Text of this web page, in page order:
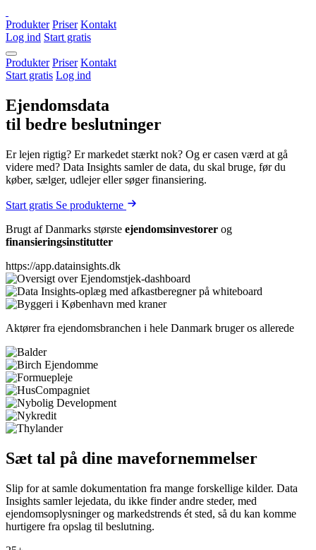
Produkter Priser Kontakt
Log ind Start gratis
Produkter Priser Kontakt
Start gratis Log ind
Ejendomsdata
til bedre beslutninger
Er lejen rigtig? Er markedet stærkt nok? Og er casen værd at gå
videre med? Data Insights samler de data, du skal bruge, før du
køber, sælger, udlejer eller søger finansiering.
Start gratis Se produkterne
Brugt af Danmarks største ejendomsinvestorer og
finansieringsinstitutter
https://app.datainsights.dk
Aktører fra ejendomsbranchen i hele Danmark bruger os allerede
Sæt tal på dine mavefornemmelser
Slip for at samle dokumentation fra mange forskellige kilder. Data
Insights samler lejedata, du ikke finder andre steder, med
ejendomsoplysninger og markedstrends ét sted, så du kan komme
hurtigere fra opslag til beslutning.